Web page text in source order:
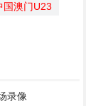
国澳门U23
录像